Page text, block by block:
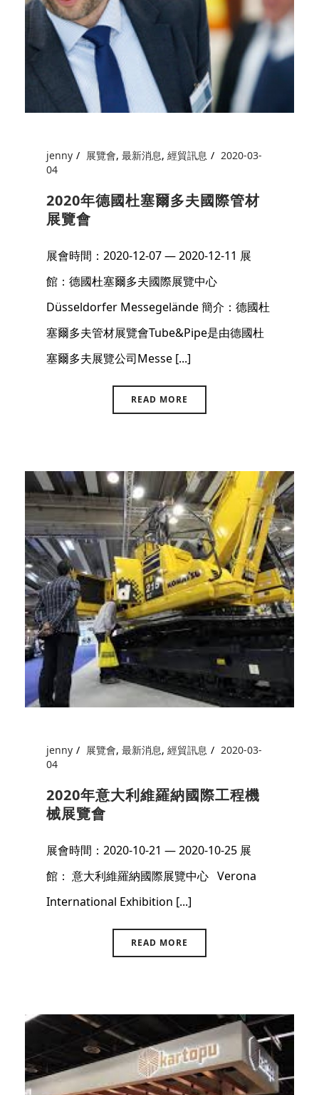
jenny 展覽會, 最新消息, 經貿訊息
2020-03-
04
2020年德國杜塞爾多夫國際管材
展覽會
展會時間：2020-12-07 — 2020-12-11 展
館：德國杜塞爾多夫國際展覽中心
Düsseldorfer Messegelände 簡介：德國杜
塞爾多夫管材展覽會Tube&Pipe是由德國杜
塞爾多夫展覽公司Messe [...]
READ MORE
jenny 展覽會, 最新消息, 經貿訊息
2020-03-
04
2020年意大利維羅納國際工程機
械展覽會
展會時間：2020-10-21 — 2020-10-25 展
館： 意大利維羅納國際展覽中心 Verona
International Exhibition [...]
READ MORE